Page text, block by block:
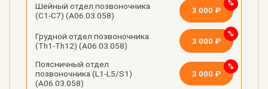
Шейный отдел позвоночника
(С1-С7) (А06.03.058)
3 000 ₽
Грудной отдел позвоночника
(Th1-Th12) (А06.03.058)
3 000 ₽
Поясничный отдел
позвоночника (L1-L5/S1)
(А06.03.058)
3 000 ₽